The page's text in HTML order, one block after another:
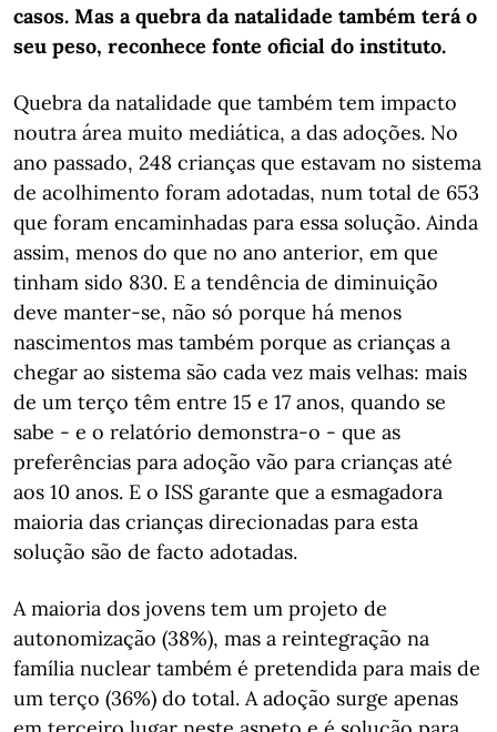
casos. Mas a quebra da natalidade também terá o
seu peso, reconhece fonte oficial do instituto.
Quebra da natalidade que também tem impacto
noutra área muito mediática, a das adoções. No
ano passado, 248 crianças que estavam no sistema
de acolhimento foram adotadas, num total de 653
que foram encaminhadas para essa solução. Ainda
assim, menos do que no ano anterior, em que
tinham sido 830. E a tendência de diminuição
deve manter-se, não só porque há menos
nascimentos mas também porque as crianças a
chegar ao sistema são cada vez mais velhas: mais
de um terço têm entre 15 e 17 anos, quando se
sabe - e o relatório demonstra-o - que as
preferências para adoção vão para crianças até
aos 10 anos. E o ISS garante que a esmagadora
maioria das crianças direcionadas para esta
solução são de facto adotadas.
A maioria dos jovens tem um projeto de
autonomização (38%), mas a reintegração na
família nuclear também é pretendida para mais de
um terço (36%) do total. A adoção surge apenas